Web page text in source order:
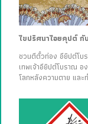
ไขปริศนาไอยคุปต์ กั
ชวนตีตั๋วท่อง อียิปต์โบ
เทพเจ้าอียิปต์โบราณ
โลกหลังความตาย แล